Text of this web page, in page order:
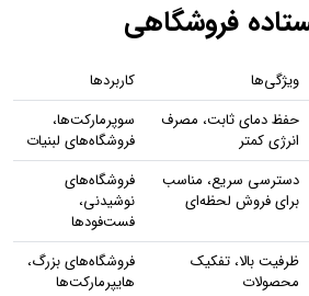
فروشگاهی
ویژگی‌ها
کاربردها
حفظ دمای ثابت، مصرف
انرژی کمتر
سوپرمارکت‌ها،
فروشگاه‌های لبنیات
دسترسی سریع، مناسب
برای فروش لحظه‌ای
فروشگاه‌های
نوشیدنی،
فست‌فودها
ظرفیت بالا، تفکیک
محصولات
فروشگاه‌های بزرگ،
هایپرمارکت‌ها